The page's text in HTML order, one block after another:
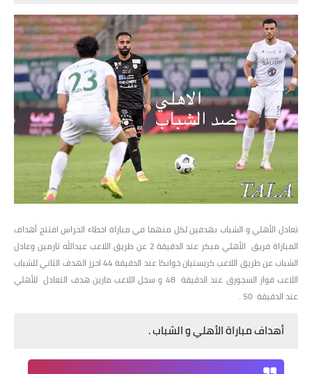
تعادل الأهلي و الشباب بهدفين لكل منهما في مباراة اخطاء الحراس افتتح أهداف
المباراة فريق الأهلي مبكر عند الدقيقة 2 عن طريق اللاعب عبدالله تارمين وعادل
الشباب عن طريق اللاعب كريستيان خوانكا عند الدقيقة 44
احرز الهدف الثاني للشباب
اللاعب فواز السجورق عند الدقيقة
48 و سجل اللاعب مارين هدف التعادل للأهلي
عند الدقيقة 50 .
أهداف مباراة الأهلي و الشباب .